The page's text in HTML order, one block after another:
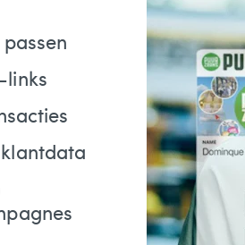
links